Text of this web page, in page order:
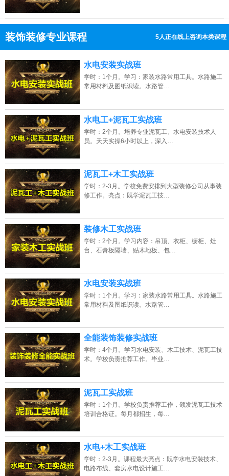
装饰装修专业课程 5人正在线上咨询本类课程
点击免费咨询电话：13807313137
水电安装实战班
学时：1个月。学习：家装水路常用工具。水路施工
常用材料及图纸识读。水路管…
水电工+泥瓦工实战班
学时：2个月。培养专业泥瓦工、水电安装技术人
员。天天实操6小时以上，深入…
泥瓦工+木工实战班
学时：2-3月。学校免费安排到大型装修公司从事装
修工作。亮点：既学泥瓦工技…
装修木工实战班
学时：2个月。学习内容：吊顶、衣柜、橱柜、灶
台、石膏板隔墙、贴木地板、包…
水电安装实战班
学时：1个月。学习：家装水路常用工具。水路施工
常用材料及图纸识读。水路管…
全能装饰装修实战班
学时：4个月。学习水电安装、木工技术、泥瓦工技
术。学校负责推荐工作。毕业…
泥瓦工实战班
学时：1个月。学校负责推荐工作，颁发泥瓦工技术
培训合格证。每月都招生，每…
水电+木工实战班
学时：2-3月。课程最大亮点：既学水电安装技术、
电路布线、套房水电设计施工…